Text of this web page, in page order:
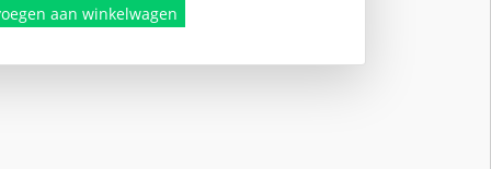
aan winkelwagen